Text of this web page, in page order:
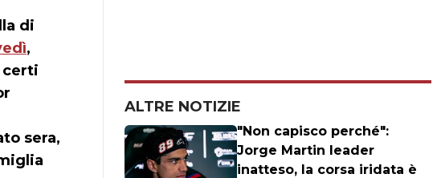
di
,
certi
sera,
ALTRE NOTIZIE
"Non capisco perché":
Jorge Martin leader
inatteso, la corsa iridata è